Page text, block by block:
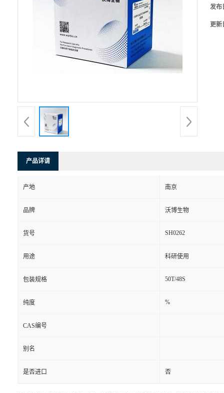
发布
更新
产品详请
产地 南京
品牌 沃博生物
货号 SH0262
用途 科研使用
包装规格 50T/48S
纯度 %
CAS编号
别名
是否进口 否